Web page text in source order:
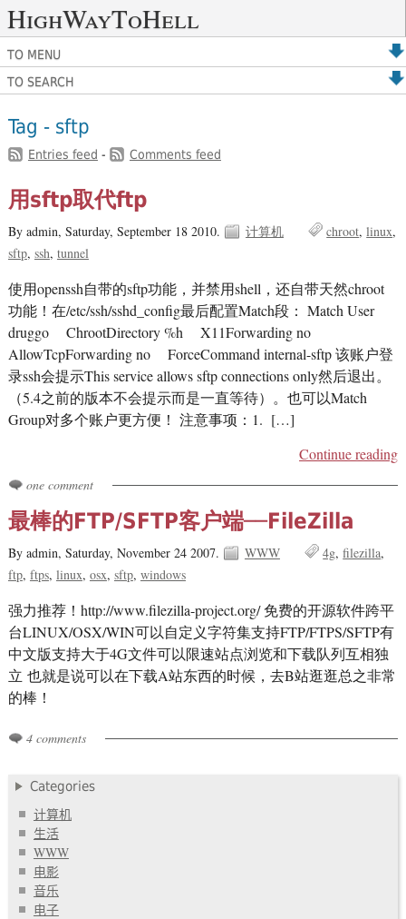
HighWayToHell
TO MENU
TO SEARCH
Tag - sftp
Entries feed - Comments feed
用sftp取代ftp
By admin, Saturday, September 18 2010. 计算机 chroot linux
sftp ssh tunnel
使用openssh自带的sftp功能，并禁用shell，还自带天然chroot
功能！在/etc/ssh/sshd_config最后配置Match段： Match User
druggo ChrootDirectory %h X11Forwarding no
AllowTcpForwarding no ForceCommand internal-sftp 该账户登
录ssh会提示This service allows sftp connections only然后退出。
（5.4之前的版本不会提示而是一直等待）。也可以Match
Group对多个账户更方便！ 注意事项：1. […]
Continue reading
one comment
最棒的FTP/SFTP客户端──FileZilla
By admin, Saturday, November 24 2007. WWW 4g filezilla
ftp ftps linux osx sftp windows
强力推荐！http://www.filezilla-project.org/ 免费的开源软件跨平
台LINUX/OSX/WIN可以自定义字符集支持FTP/FTPS/SFTP有
中文版支持大于4G文件可以限速站点浏览和下载队列互相独
立 也就是说可以在下载A站东西的时候，去B站逛逛总之非常
的棒！
4 comments
Categories
计算机
生活
WWW
电影
音乐
电子